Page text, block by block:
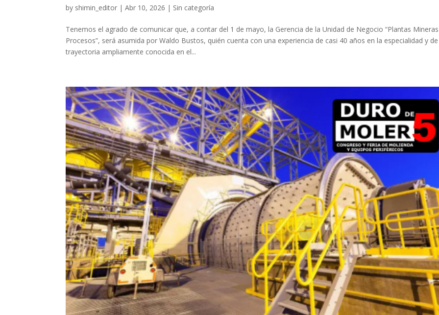
by shimin_editor |Abr 10, 2026 | Sin categoría
Tenemos el agrado de comunicar que, a contar del 1 de mayo, la Gerencia de la Unidad de Negocio “Plantas
Procesos”, será asumida por Waldo Bustos, quién cuenta con una experiencia de casi 40 años en la especialidad y de
trayectoria ampliamente conocida en el...